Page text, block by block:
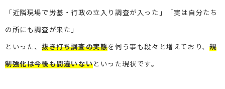
「近隣現場で労基・行政の立入り調査が入った」「実は自分たち
の所にも調査が来た」
といった、 抜き打ち調査の実態を伺う事も段々と増えており、 規
制強化は今後も間違いないといった現状です。